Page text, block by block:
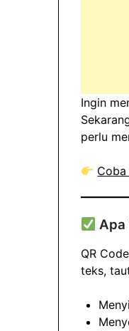
Ingin
perlu
Apa
QR
teks,